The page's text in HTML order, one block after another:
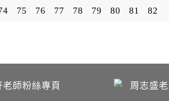
75 76 77 78 79 80 81 82